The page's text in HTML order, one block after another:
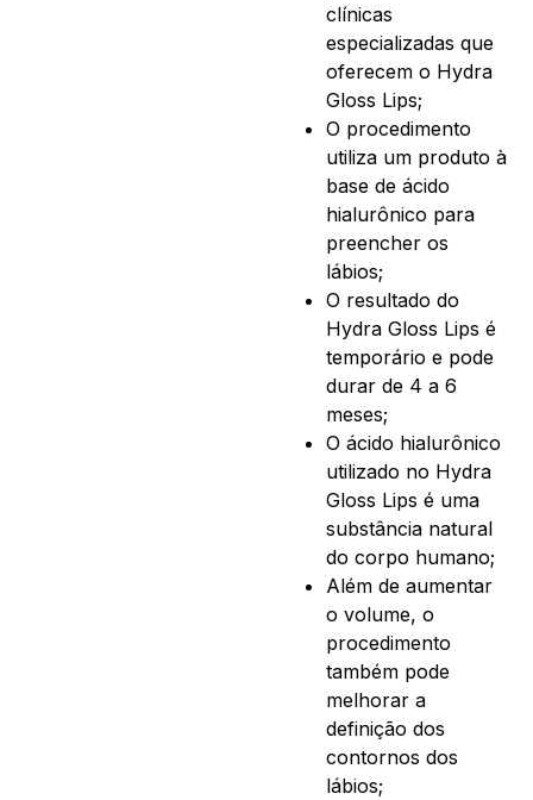
clínicas
especializadas que
oferecem o Hydra
Gloss Lips;
O procedimento
utiliza um produto à
base de ácido
hialurônico para
preencher os
lábios;
O resultado do
Hydra Gloss Lips é
temporário e pode
durar de 4 a 6
meses;
O ácido hialurônico
utilizado no Hydra
Gloss Lips é uma
substância natural
do corpo humano;
Além de aumentar
o volume, o
procedimento
também pode
melhorar a
definição dos
contornos dos
lábios;